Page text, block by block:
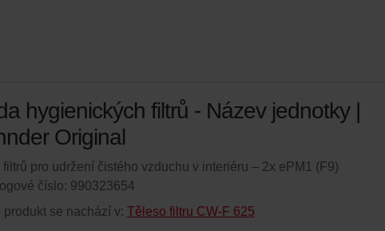
hygienických filtrů - Název jednotky |
Original
filtrů pro udržení čistého vzduchu v interiéru – 2x ePM1 (F9)
číslo: 990323654
produkt se nachází v: Těleso filtru CW-F 625